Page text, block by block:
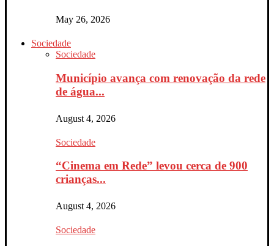
May 26, 2026
Sociedade
Sociedade
Município avança com renovação da rede
de água...
August 4, 2026
Sociedade
“Cinema em Rede” levou cerca de 900
crianças...
August 4, 2026
Sociedade